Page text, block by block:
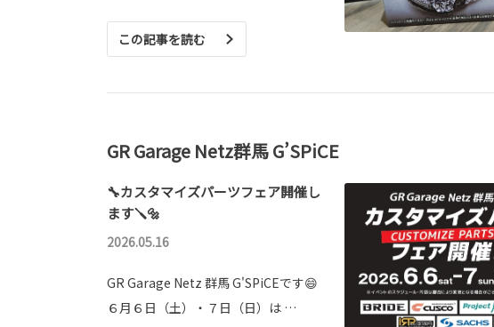
この記事を読む
GR Garage Netz群馬 G’SPiCE
🔧カスタマイズパーツフェア開催し
ます🪛🔩
2026.05.16
GR Garage Netz 群馬 G'SPiCEです😄
６月６日（土）・７日（日）は …